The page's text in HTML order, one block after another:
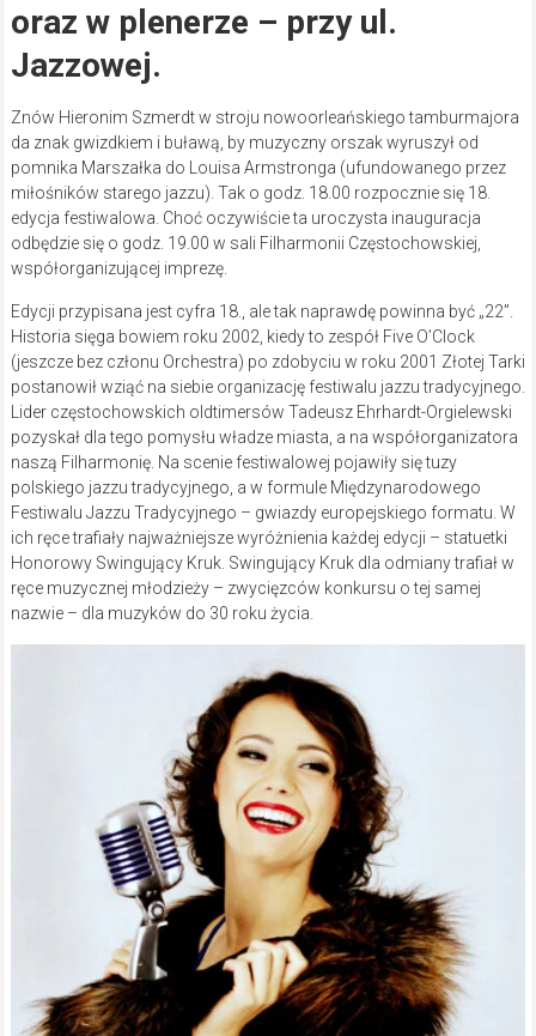
oraz w plenerze – przy ul.
Jazzowej.
Znów Hieronim Szmerdt w stroju nowoorleańskiego tamburmajora
da znak gwizdkiem i buławą, by muzyczny orszak wyruszył od
pomnika Marszałka do Louisa Armstronga (ufundowanego przez
miłośników starego jazzu). Tak o godz. 18.00 rozpocznie się 18.
edycja festiwalowa. Choć oczywiście ta uroczysta inauguracja
odbędzie się o godz. 19.00 w sali Filharmonii Częstochowskiej,
współorganizującej imprezę.
Edycji przypisana jest cyfra 18., ale tak naprawdę powinna być „22”.
Historia sięga bowiem roku 2002, kiedy to zespół Five O’Clock
(jeszcze bez członu Orchestra) po zdobyciu w roku 2001 Złotej Tarki
postanowił wziąć na siebie organizację festiwalu jazzu tradycyjnego.
Lider częstochowskich oldtimersów Tadeusz Ehrhardt-Orgielewski
pozyskał dla tego pomysłu władze miasta, a na współorganizatora
naszą Filharmonię. Na scenie festiwalowej pojawiły się tuzy
polskiego jazzu tradycyjnego, a w formule Międzynarodowego
Festiwalu Jazzu Tradycyjnego – gwiazdy europejskiego formatu. W
ich ręce trafiały najważniejsze wyróżnienia każdej edycji – statuetki
Honorowy Swingujący Kruk. Swingujący Kruk dla odmiany trafiał w
ręce muzycznej młodzieży – zwycięzców konkursu o tej samej
nazwie – dla muzyków do 30 roku życia.